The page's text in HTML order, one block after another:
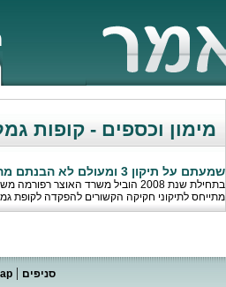
מימון וכספים - קופות
שמעתם על תיקון 3 ומעולם לא הבנתם מהו? הגיע הזמן לתקן את זה
מתייחס לתיקוני חקיקה הקשורים להפקדה לקופת גמל מתאריך 1
| סניפים